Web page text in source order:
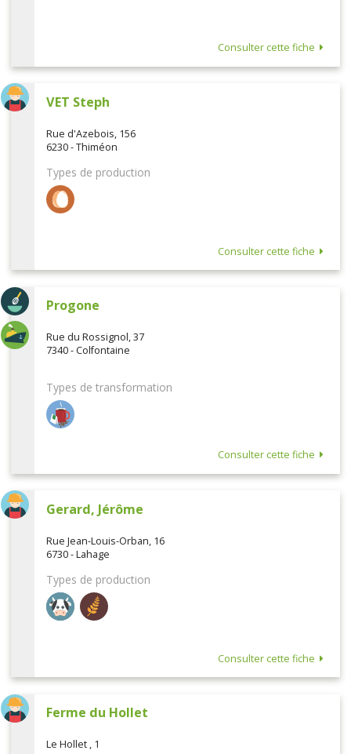
Consulter cette fiche
VET Steph
Rue d'Azebois, 156
6230 - Thiméon
Types de production
Consulter cette fiche
Progone
Rue du Rossignol, 37
7340 - Colfontaine
Types de transformation
Consulter cette fiche
Gerard, Jérôme
Rue Jean-Louis-Orban, 16
6730 - Lahage
Types de production
Consulter cette fiche
Ferme du Hollet
Le Hollet , 1